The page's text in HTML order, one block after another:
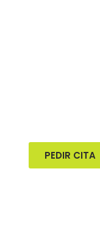
PEDIR CITA